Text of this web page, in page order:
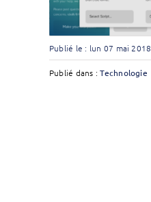
Publié le : lun 07 mai 2018
Publié dans :Technologie